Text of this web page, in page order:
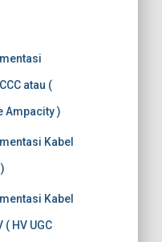
atau (
Ampacity )
Kabel
Kabel
HV UGC